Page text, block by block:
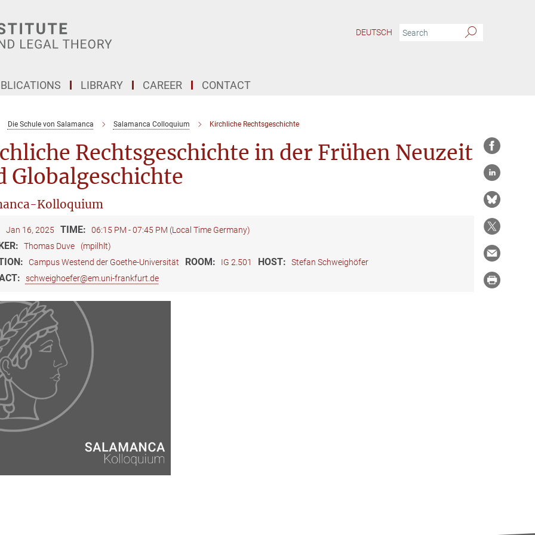
DEUTSCH
LIBRARY CAREER CONTACT
Die Schule von Salamanca Salamanca Colloquium Kirchliche Rechtsgeschichte
Rechtsgeschichte in der Frühen Neuzeit
Globalgeschichte
Kolloquium
Jan 16, 2025 TIME: 06:15 PM - 07:45 PM (Local Time Germany)
Thomas Duve (mpilhlt)
Campus Westend der Goethe-Universität ROOM: IG 2.501 HOST: Stefan Schweighöfer
schweighoefer@em.uni-frankfurt.de